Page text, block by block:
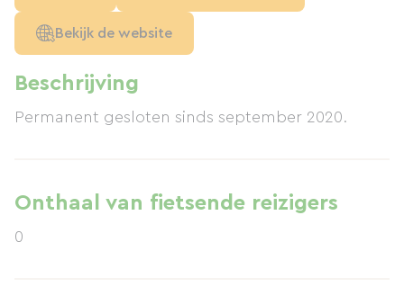
Beschrijving
Permanent gesloten sinds september 2020.
Onthaal van fietsende reizigers
0
Bekijk de website